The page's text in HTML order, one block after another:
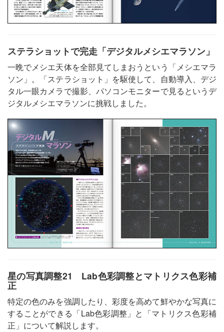
ステラショットで完走「デジタルメシエマラソン」
一晩でメシエ天体を全部見てしまおうという「メシエマラ
ソン」。「ステラショット」を駆使して、自動導入、デジ
タル一眼カメラで撮影、パソコンモニターで見るというデ
ジタルメシエマラソンに挑戦しました。
星の写真調整21 Lab色彩調整とマトリクス色彩補
正
特定の色のみを強調したり、彩度を高めて鮮やかな写真に
することができる「Lab色彩調整」と「マトリクス色彩補
正」について解説します。